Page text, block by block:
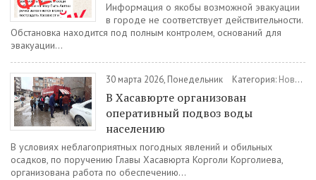
Информация о якобы возможной эвакуации
в городе не соответствует действительности.
Обстановка находится под полным контролем, оснований для
эвакуации...
30 марта 2026, Понедельник Категория: Новости
В Хасавюрте организован
оперативный подвоз воды
населению
В условиях неблагоприятных погодных явлений и обильных
осадков, по поручению Главы Хасавюрта Корголи Корголиева,
организована работа по обеспечению...